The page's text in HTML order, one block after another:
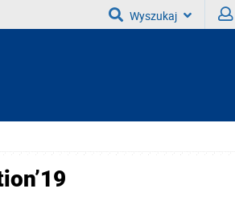
Wyszukaj